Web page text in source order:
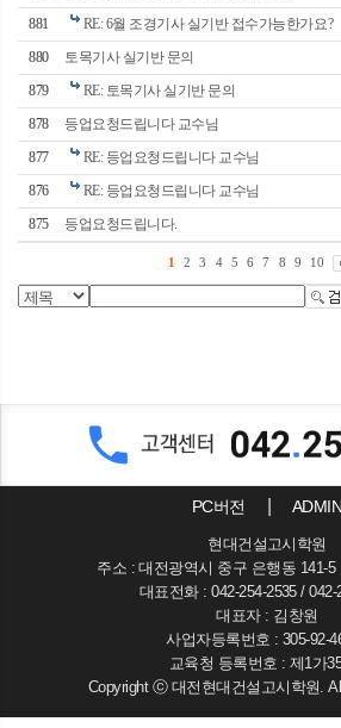
881
RE: 6월 조경기사 실기반 접수가능한가요?
880
토목기사 실기반 문의
879
RE: 토목기사 실기반 문의
878
등업요청드립니다 교수님
877
RE: 등업요청드립니다 교수님
876
RE: 등업요청드립니다 교수님
875
등업요청드립니다.
1 2 3 4 5 6 7 8 9 10
PC버전 ADMIN
현대건설고시학원
주소 : 대전광역시 중구 은행동 141-5
대표전화 : 042-254-2535 / 042-
대표자 : 김창원
사업자등록번호 : 305-92-
교육청 등록번호 : 제1가
Copyright ⓒ 대전현대건설고시학원.